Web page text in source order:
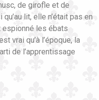
de girofle et de
lit, elle n’était pas en
espionné les ébats
vrai qu’à l’époque, la
de l’apprentissage